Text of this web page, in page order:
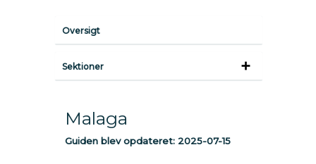
Oversigt
Sektioner
Malaga
Guiden blev opdateret: 2025-07-15